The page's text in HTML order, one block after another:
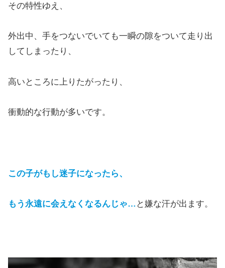
その特性ゆえ、
外出中、手をつないでいても一瞬の隙をついて走り出
してしまったり、
高いところに上りたがったり、
衝動的な行動が多いです。
この子がもし迷子になったら、
もう永遠に会えなくなるんじゃ… と嫌な汗が出ます。